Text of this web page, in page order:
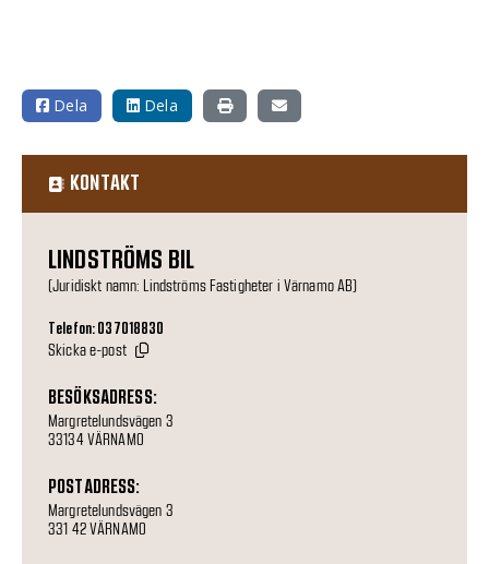
Dela Dela
KONTAKT
LINDSTRÖMS BIL
(Juridiskt namn: Lindströms Fastigheter i Värnamo AB)
Telefon: 037018830
Skicka e-post
BESÖKSADRESS:
Margretelundsvägen 3
33134 VÄRNAMO
POSTADRESS:
Margretelundsvägen 3
331 42 VÄRNAMO